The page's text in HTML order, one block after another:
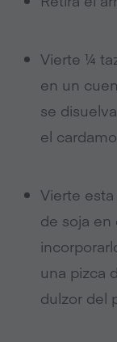
Vierte ¼
en un
se
el
Vierte
de soja en
una pizca
dulzor del